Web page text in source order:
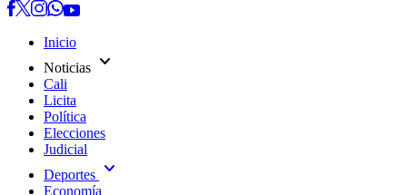
Inicio
Noticias expand_more
Cali
Licita
Política
Elecciones
Judicial
Deportes expand_more
Economía